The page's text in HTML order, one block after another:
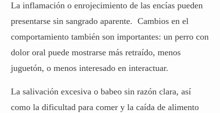
La inflamación o enrojecimiento de las encías pueden
presentarse sin sangrado aparente. Cambios en el
comportamiento también son importantes: un perro con
dolor oral puede mostrarse más retraído, menos
juguetón, o menos interesado en interactuar.
La salivación excesiva o babeo sin razón clara, así
como la dificultad para comer y la caída de alimento